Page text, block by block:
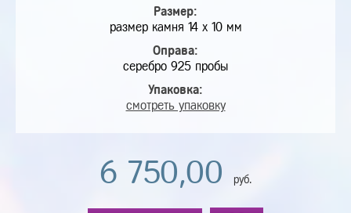
Размер:
размер камня 14 х 10 мм
Оправа:
серебро 925 пробы
Упаковка:
смотреть упаковку
6 750,00 руб.